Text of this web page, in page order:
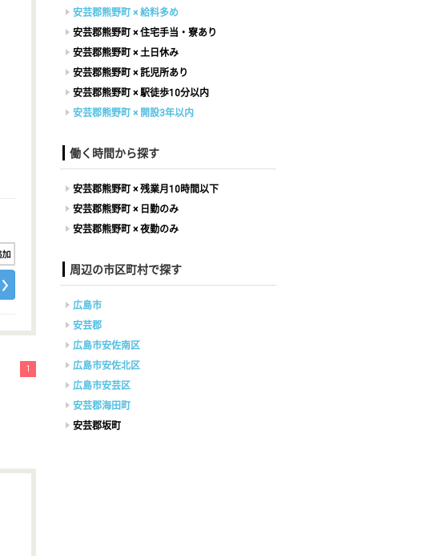
1
安芸郡熊野町 × 給料多め
安芸郡熊野町 × 住宅手当・寮あり
安芸郡熊野町 × 土日休み
安芸郡熊野町 × 託児所あり
安芸郡熊野町 × 駅徒歩10分以内
安芸郡熊野町 × 開設3年以内
働く時間から探す
安芸郡熊野町 × 残業月10時間以下
安芸郡熊野町 × 日勤のみ
安芸郡熊野町 × 夜勤のみ
周辺の市区町村で探す
広島市
安芸郡
広島市安佐南区
広島市安佐北区
広島市安芸区
安芸郡海田町
安芸郡坂町